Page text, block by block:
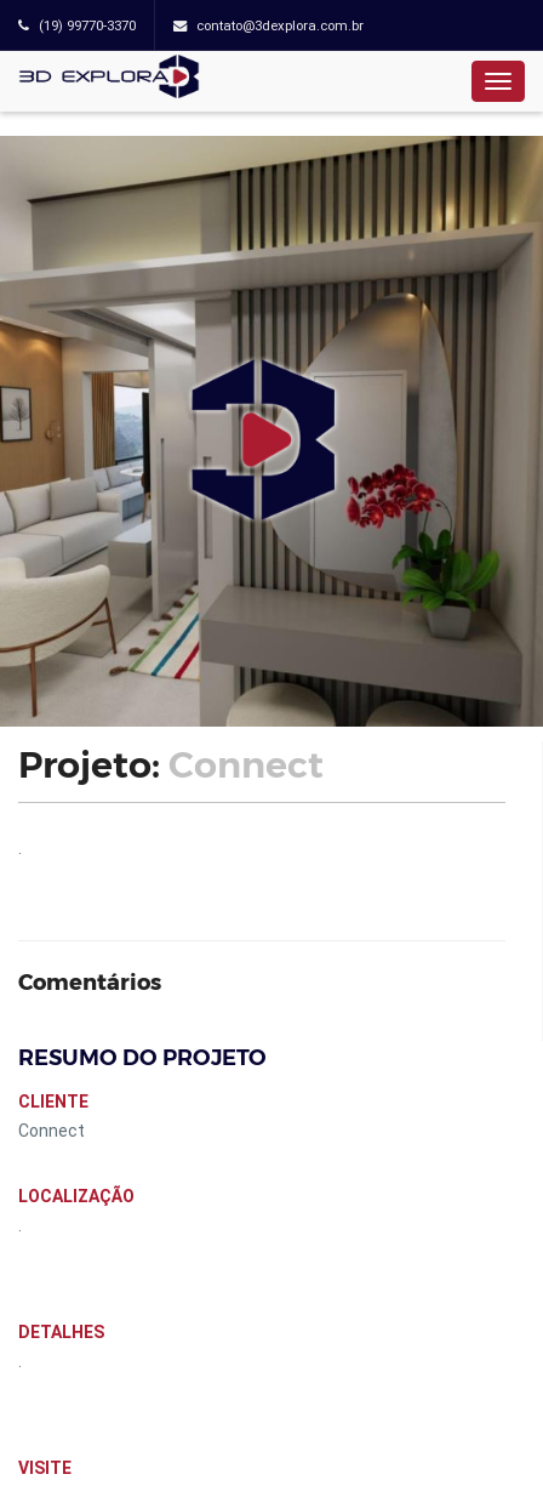
(19) 99770-3370 contato@3dexplora.com.br
Projeto: Connect
Comentários
RESUMO DO PROJETO
CLIENTE
Connect
LOCALIZAÇÃO
DETALHES
VISITE